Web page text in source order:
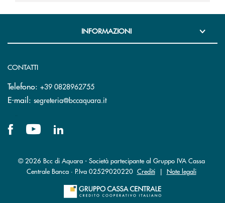
INFORMAZIONI
CONTATTI
Telefono: +39 0828962755
E-mail: segreteria@bccaquara.it(si apre l’app di posta elettronica)
© 2026 Bcc di Aquara - Società partecipante al Gruppo IVA Cassa
Centrale Banca · P.Iva 02529020220 Crediti| Note legali